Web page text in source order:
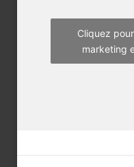
Cliquez
marketing